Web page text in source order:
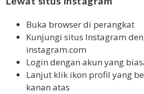
Buka browser di perangkat
Kunjungi situs Instagram
instagram.com
Login dengan akun yang
Lanjut klik ikon profil yang
kanan atas